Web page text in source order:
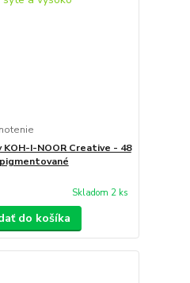
I-NOOR Creative - 48
Skladom 2 ks
do košíka